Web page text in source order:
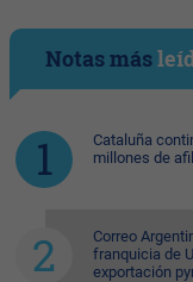
Notas más
Cataluña
millones de
Correo
franquicia de
exportación